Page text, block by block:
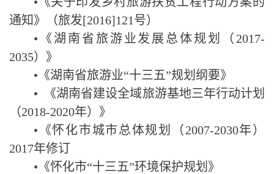
通知》（旅发[2016]121号）
• 《湖南省旅游业发展总体规划（ 2017-
2035）》
• 《湖南省旅游业“十三五”规划纲要》
•
《湖南省建设全域旅游基地三年行动计划
（2018-2020年）》
• 《怀化市城市总体规划（2007-2030年）
2017年修订
• 《怀化市“十三五”环境保护规划》